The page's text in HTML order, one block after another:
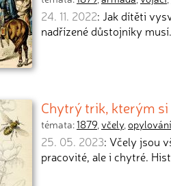
24. 11. 2022: Jak dítěti
nadřízené důstojníky
Chytrý trik, kterým
témata:1879,včely,opylování
25. 05. 2023: Včely jsou
pracovité, ale i chytré.